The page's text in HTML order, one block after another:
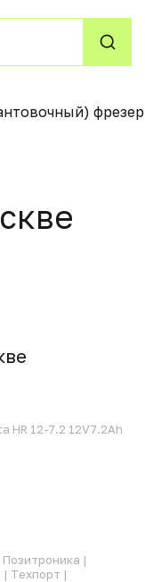
фрезер
HR 12-7.2 12V7.2Ah
Позитроника |
| Техпорт |